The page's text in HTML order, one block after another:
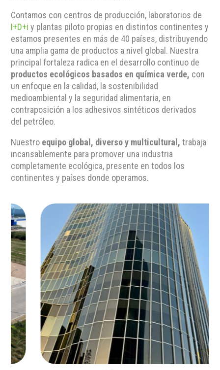
Contamos con centros de producción, laboratorios de
I+D+i y plantas piloto propias en distintos continentes y
estamos presentes en más de 40 países, distribuyendo
una amplia gama de productos a nivel global. Nuestra
principal fortaleza radica en el desarrollo continuo de
productos ecológicos basados en química verde, con
un enfoque en la calidad, la sostenibilidad
medioambiental y la seguridad alimentaria, en
contraposición a los adhesivos sintéticos derivados
del petróleo.
Nuestro equipo global, diverso y multicultural, trabaja
incansablemente para promover una industria
completamente ecológica, presente en todos los
continentes y países donde operamos.